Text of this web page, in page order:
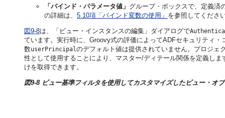
「バインド・パラメータ値」 グループ・ボックスで、定義済
の詳細は、 5.10項「バインド変数の使用」 を参照してくださ
図9-8は、「ビュー・インスタンスの編集」ダイアログで
ています。実行時に、Groovy式の評価によってADFセキュリティ
数userPrincipalのデフォルト値は提供されていません。プロジェ
性として使用することにより、マスター/ディテール関係を定義し
けを取得できます。
図9-8 ビュー基準フィルタを使用してカスタマイズしたビュー・オ